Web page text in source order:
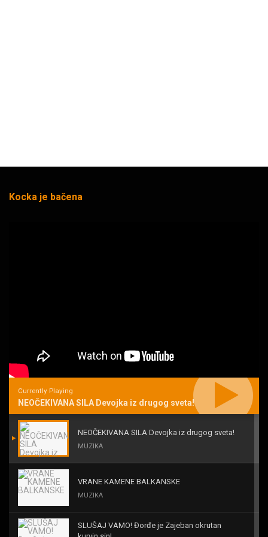
Kocka je bačena
Currently Playing
NEOČEKIVANA SILA Devojka iz drugog sveta!
NEOČEKIVANA SILA Devojka iz drugog sveta!
MUZIKA
VRANE KAMENE BALKANSKE
MUZIKA
SLUŠAJ VAMO! Đorđe je Zajeban okrutan